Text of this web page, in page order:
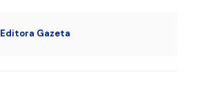
Editora Gazeta